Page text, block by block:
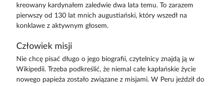
kreowany kardynałem zaledwie dwa lata temu. To zarazem
pierwszy od 130 lat mnich augustiański, który wszedł na
konklawe z aktywnym głosem.
Człowiek misji
Nie chcę pisać długo o jego biografii, czytelnicy znajdą ją w
Wikipedii. Trzeba podkreślić, że niemal całe kapłańskie życie
nowego papieża zostało związane z misjami. W Peru jeździł do